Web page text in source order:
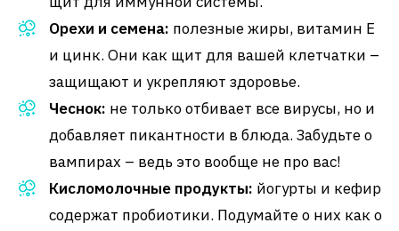
Орехи и семена: полезные жиры, витамин E
и цинк. Они как щит для вашей клетчатки –
защищают и укрепляют здоровье.
Чеснок: не только отбивает все вирусы, но и
добавляет пикантности в блюда. Забудьте о
вампирах – ведь это вообще не про вас!
Кисломолочные продукты: йогурты и кефир
содержат пробиотики. Подумайте о них как о